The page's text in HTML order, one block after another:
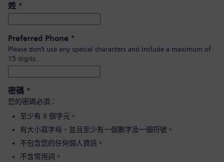
姓 *
Preferred Phone *
Please don’t use any special characters and include a maximum of
15 digits.
密碼 *
您的密碼必須：
至少有 8 個字元。
有大小寫字母，並且至少有一個數字及一個符號。
不包含您的任何個人資訊。
不含常用詞。